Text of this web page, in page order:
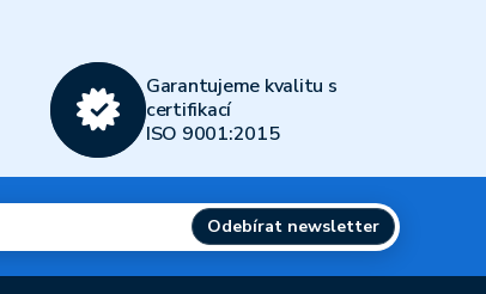
Garantujeme kvalitu s
certifikací
ISO 9001:2015
Odebírat newsletter